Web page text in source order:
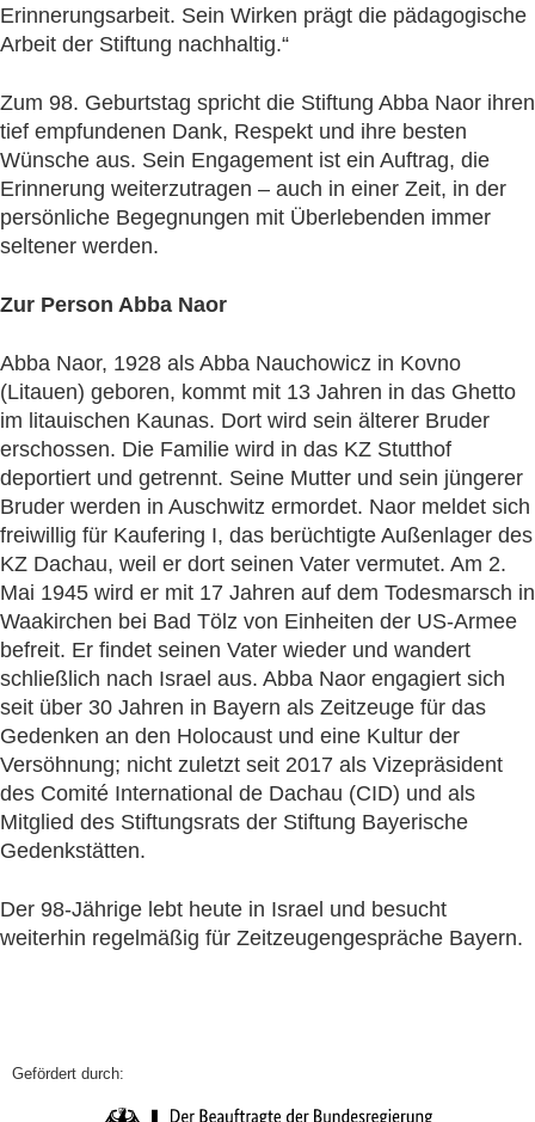
Erinnerungsarbeit. Sein Wirken prägt die pädagogische
Arbeit der Stiftung nachhaltig.“
Zum 98. Geburtstag spricht die Stiftung Abba Naor ihren
tief empfundenen Dank, Respekt und ihre besten
Wünsche aus. Sein Engagement ist ein Auftrag, die
Erinnerung weiterzutragen – auch in einer Zeit, in der
persönliche Begegnungen mit Überlebenden immer
seltener werden.
Zur Person Abba Naor
Abba Naor, 1928 als Abba Nauchowicz in Kovno
(Litauen) geboren, kommt mit 13 Jahren in das Ghetto
im litauischen Kaunas. Dort wird sein älterer Bruder
erschossen. Die Familie wird in das KZ Stutthof
deportiert und getrennt. Seine Mutter und sein jüngerer
Bruder werden in Auschwitz ermordet. Naor meldet sich
freiwillig für Kaufering I, das berüchtigte Außenlager des
KZ Dachau, weil er dort seinen Vater vermutet. Am 2.
Mai 1945 wird er mit 17 Jahren auf dem Todesmarsch in
Waakirchen bei Bad Tölz von Einheiten der US-Armee
befreit. Er findet seinen Vater wieder und wandert
schließlich nach Israel aus. Abba Naor engagiert sich
seit über 30 Jahren in Bayern als Zeitzeuge für das
Gedenken an den Holocaust und eine Kultur der
Versöhnung; nicht zuletzt seit 2017 als Vizepräsident
des Comité International de Dachau (CID) und als
Mitglied des Stiftungsrats der Stiftung Bayerische
Gedenkstätten.
Der 98-Jährige lebt heute in Israel und besucht
weiterhin regelmäßig für Zeitzeugengespräche Bayern.